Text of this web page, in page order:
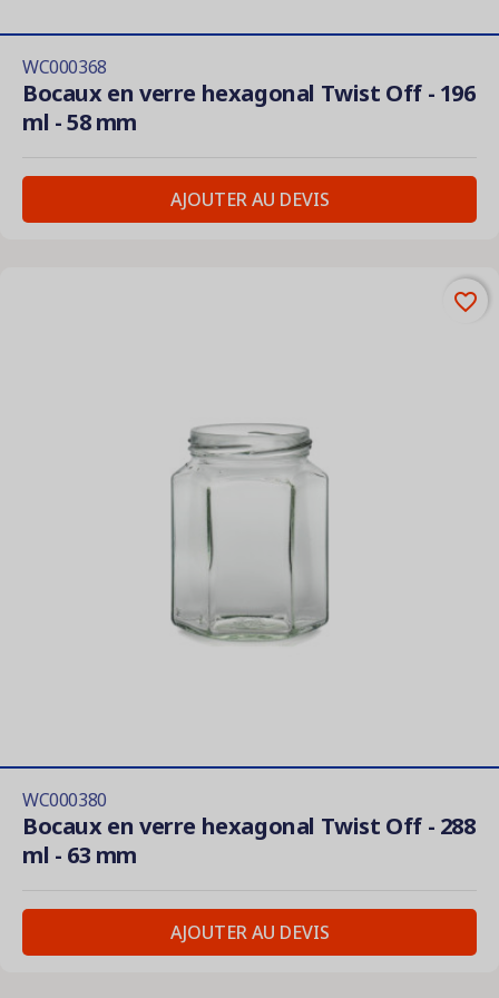
WC000368
Bocaux en verre hexagonal Twist Off - 196
ml - 58 mm
AJOUTER AU DEVIS
WC000380
Bocaux en verre hexagonal Twist Off - 288
ml - 63 mm
AJOUTER AU DEVIS
favorite_border